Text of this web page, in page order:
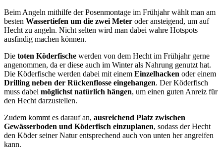
Beim Angeln mithilfe der Posenmontage im Frühjahr wählt man am
besten Wassertiefen um die zwei Meter oder ansteigend, um auf
Hecht zu angeln. Nicht selten wird man dabei wahre Hotspots
ausfindig machen können.
Die toten Köderfische werden von dem Hecht im Frühjahr gerne
angenommen, da er diese auch im Winter als Nahrung genutzt hat.
Die Köderfische werden dabei mit einem Einzelhacken oder einem
Drilling neben der Rückenflosse eingehangen. Der Köderfisch
muss dabei möglichst natürlich hängen, um einen guten Anreiz für
den Hecht darzustellen.
Zudem kommt es darauf an, ausreichend Platz zwischen
Gewässerboden und Köderfisch einzuplanen, sodass der Hecht
den Köder seiner Natur entsprechend auch von unten her angreifen
kann.